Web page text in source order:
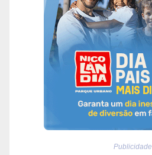
Publicidade